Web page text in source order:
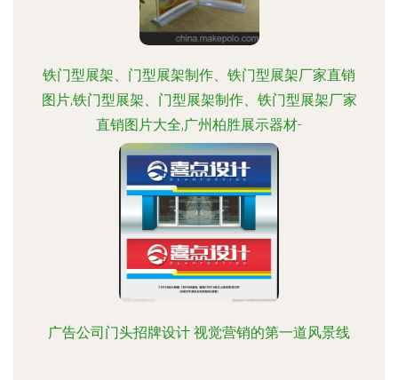
铁门型展架、门型展架制作、铁门型展架厂家直销
图片,铁门型展架、门型展架制作、铁门型展架厂家
直销图片大全,广州柏胜展示器材-
广告公司门头招牌设计 视觉营销的第一道风景线